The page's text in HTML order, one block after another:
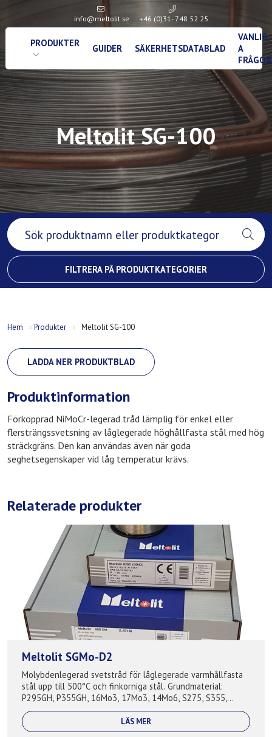
info@meltolit.se +46 (0)31- 748 52 25
PRODUKTER GUIDER SÄKERHETSDATABLAD
VANLIG
A
FRÅGOR
Meltolit SG-100
FILTRERA PÅ PRODUKTKATEGORIER
Hem »Produkter » Meltolit SG-100
LADDA NER PRODUKTBLAD
Produktinformation
Förkopprad NiMoCr-legerad tråd lämplig för enkel eller
flersträngssvetsning av låglegerade höghållfasta stål med hög
sträckgräns. Den kan användas även när goda
seghetsegenskaper vid låg temperatur krävs.
Relaterade produkter
Meltolit SGMo-D2
Molybdenlegerad svetstråd för låglegerade varmhållfasta
stål upp till 500°C och finkorniga stål. Grundmaterial:
P295GH, P355GH, 16Mo3, 17Mo3, 14Mo6, S275, S355,
S420, A210, A285, A335, A516, S27...
LÄS MER